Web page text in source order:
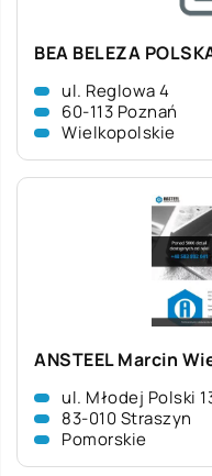
BEA BELEZA
ul. Reglowa 4
60-113 Poznań
Wielkopolskie
ANSTEEL Marcin
ul. Młodej Polski
83-010 Straszyn
Pomorskie